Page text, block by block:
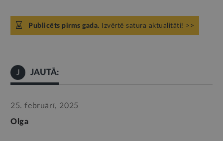
Publicēts pirms gada. Izvērtē satura aktualitāti! >>
J JAUTĀ:
25. februārī, 2025
Olga